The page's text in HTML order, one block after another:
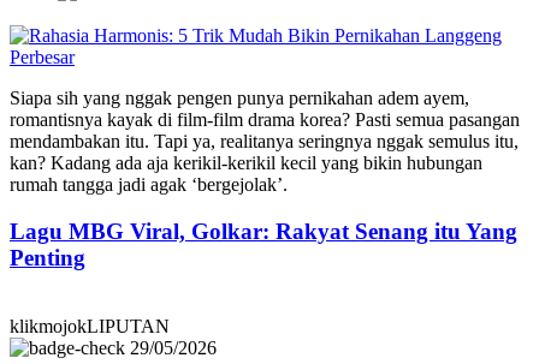
Perbesar
Siapa sih yang nggak pengen punya pernikahan adem ayem,
romantisnya kayak di film-film drama korea? Pasti semua pasangan
mendambakan itu. Tapi ya, realitanya seringnya nggak semulus itu,
kan? Kadang ada aja kerikil-kerikil kecil yang bikin hubungan
rumah tangga jadi agak ‘bergejolak’.
Lagu MBG Viral, Golkar: Rakyat Senang itu Yang
Penting
klikmojokLIPUTAN
29/05/2026